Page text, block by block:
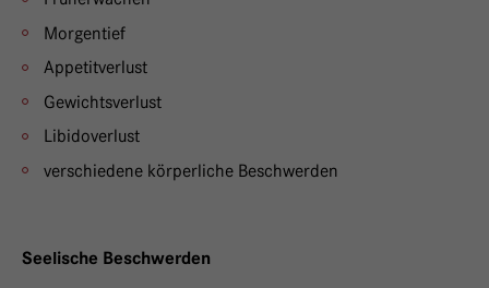
Morgentief
Appetitverlust
Gewichtsverlust
Libidoverlust
verschiedene körperliche Beschwerden
Seelische Beschwerden